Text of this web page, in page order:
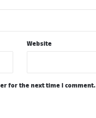
Website
for the next time I comment.